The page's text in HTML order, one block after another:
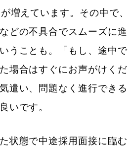
気を付けたい面接質問
・家族の職業などに関わる面接
ですか？
？
か？
。
さい。
増えています。その中で、
どの不具合でスムーズに進
うことも。「もし、途中で
場合はすぐにお声がけくだ
遣い、問題なく進行できる
いです。
状態で中途採用面接に臨む